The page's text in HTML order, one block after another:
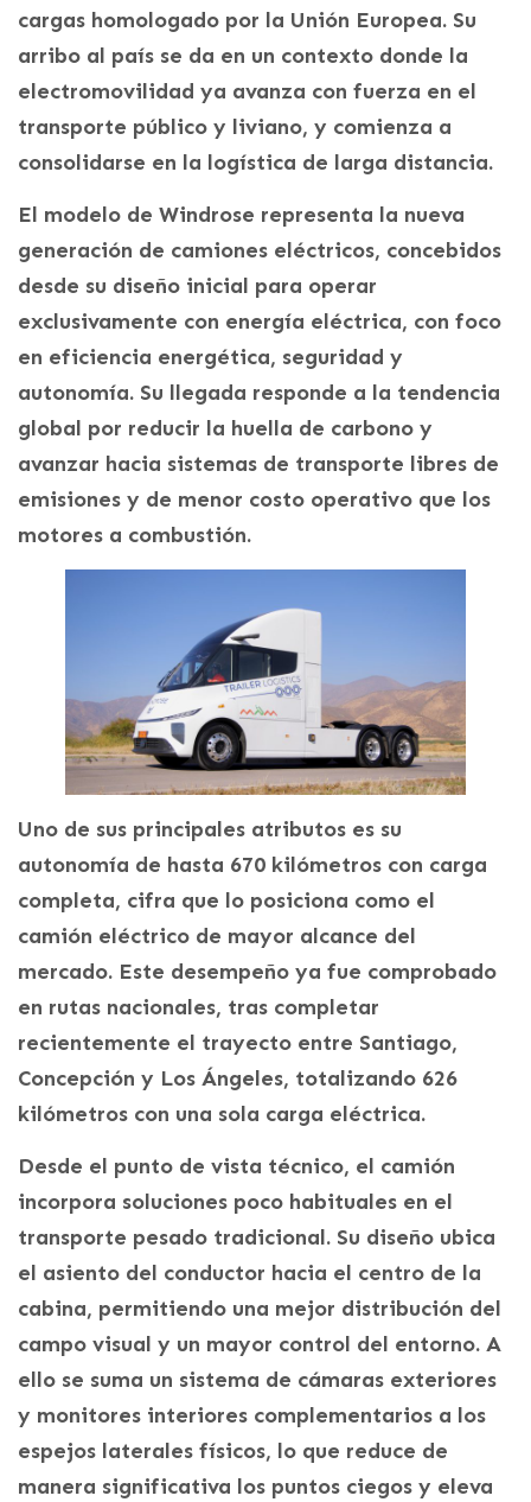
cargas homologado por la Unión Europea. Su
arribo al país se da en un contexto donde la
electromovilidad ya avanza con fuerza en el
transporte público y liviano, y comienza a
consolidarse en la logística de larga distancia.
El modelo de Windrose representa la nueva
generación de camiones eléctricos, concebidos
desde su diseño inicial para operar
exclusivamente con energía eléctrica, con foco
en eficiencia energética, seguridad y
autonomía. Su llegada responde a la tendencia
global por reducir la huella de carbono y
avanzar hacia sistemas de transporte libres de
emisiones y de menor costo operativo que los
motores a combustión.
Uno de sus principales atributos es su
autonomía de hasta 670 kilómetros con carga
completa, cifra que lo posiciona como el
camión eléctrico de mayor alcance del
mercado. Este desempeño ya fue comprobado
en rutas nacionales, tras completar
recientemente el trayecto entre Santiago,
Concepción y Los Ángeles, totalizando 626
kilómetros con una sola carga eléctrica.
Desde el punto de vista técnico, el camión
incorpora soluciones poco habituales en el
transporte pesado tradicional. Su diseño ubica
el asiento del conductor hacia el centro de la
cabina, permitiendo una mejor distribución del
campo visual y un mayor control del entorno. A
ello se suma un sistema de cámaras exteriores
y monitores interiores complementarios a los
espejos laterales físicos, lo que reduce de
manera significativa los puntos ciegos y eleva